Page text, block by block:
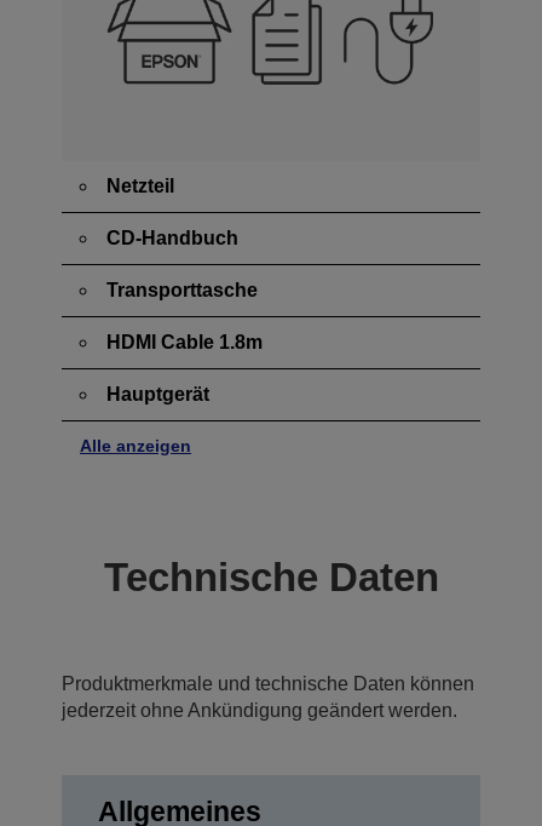
Netzteil
CD-Handbuch
Transporttasche
HDMI Cable 1.8m
Hauptgerät
Alle anzeigen
Technische Daten
Produktmerkmale und technische Daten können
jederzeit ohne Ankündigung geändert werden.
Allgemeines